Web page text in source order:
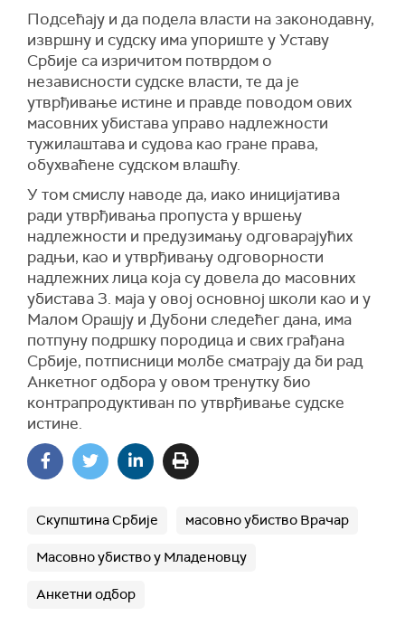
Подсећају и да подела власти на законодавну,
извршну и судску има упориште у Уставу
Србије са изричитом потврдом о
независности судске власти, те да је
утврђивање истине и правде поводом ових
масовних убистава управо надлежности
тужилаштава и судова као гране права,
обухваћене судском влашћу.
У том смислу наводе да, иако иницијатива
ради утврђивања пропуста у вршењу
надлежности и предузимању одговарајућих
радњи, као и утврђивању одговорности
надлежних лица која су довела до масовних
убистава 3. маја у овој основној школи као и у
Малом Орашју и Дубони следећег дана, има
потпуну подршку породица и свих грађана
Србије, потписници молбе сматрају да би рад
Анкетног одбора у овом тренутку био
контрапродуктиван по утврђивање судске
истине.
Скупштина Србије масовно убиство Врачар
Масовно убиство у Младеновцу
Анкетни одбор